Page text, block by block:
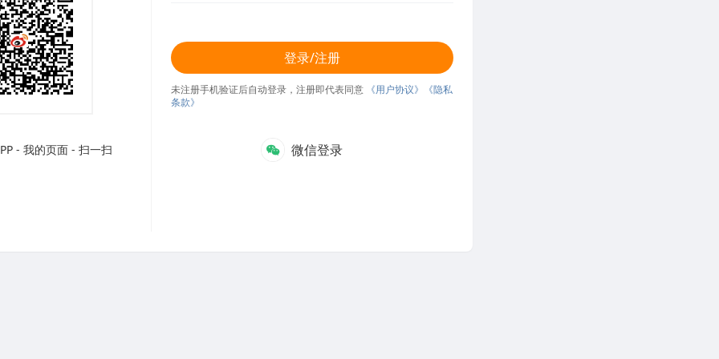
- 我的页面 - 扫一扫
登录/注册
未注册手机验证后自动登录，注册即代表同意 《用户协议》
《隐私
条款》
微信登录